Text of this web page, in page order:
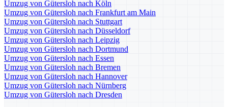
Umzug von Gütersloh nach Köln
Umzug von Gütersloh nach Frankfurt am Main
Umzug von Gütersloh nach Stuttgart
Umzug von Gütersloh nach Düsseldorf
Umzug von Gütersloh nach Leipzig
Umzug von Gütersloh nach Dortmund
Umzug von Gütersloh nach Essen
Umzug von Gütersloh nach Bremen
Umzug von Gütersloh nach Hannover
Umzug von Gütersloh nach Nürnberg
Umzug von Gütersloh nach Dresden